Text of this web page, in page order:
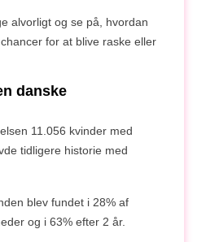
alvorligt og se på, hvordan
for at blive raske eller
danske
11.056 kvinder med
tidligere historie med
blev fundet i 28% af
og i 63% efter 2 år.